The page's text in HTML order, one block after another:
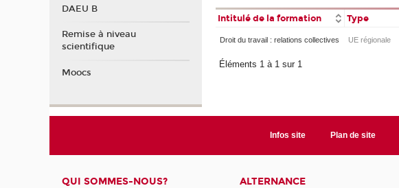
Intitulé de la formation Type
Droit du travail : relations collectives UE régionale
Éléments 1 à 1 sur 1
DAEU B
Remise à niveau
scientifique
Moocs
Infos site Plan de site
QUI SOMMES-NOUS? ALTERNANCE